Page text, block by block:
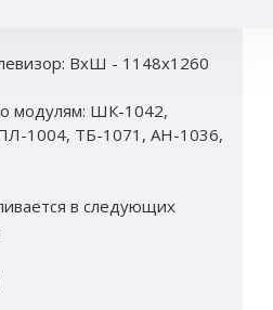
ВхШхГ - 2224х3240х448
ВхШ - 1148х1260
модулям: ШК-1042,
1004, ТБ-1071, АН-1036,
в следующих